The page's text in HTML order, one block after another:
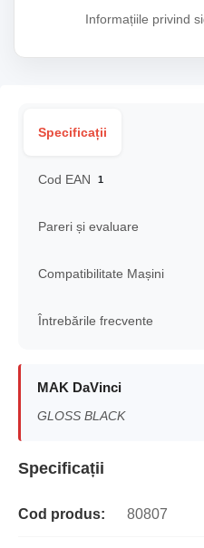
Informațiile privind
Specificații
Cod EAN 1
Pareri și evaluare
Compatibilitate Mașini
Întrebările frecvente
MAK DaVinci
GLOSS BLACK
Specificații
Cod produs: 80807